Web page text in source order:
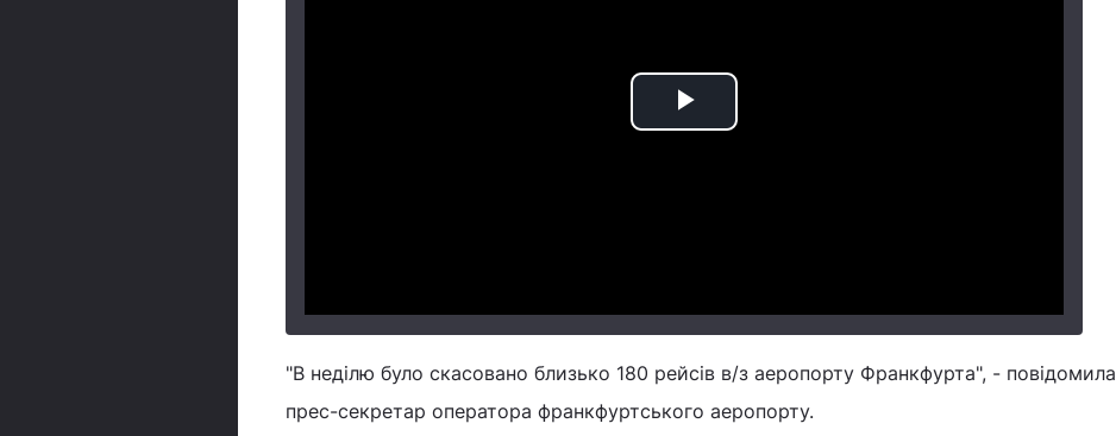
Play
"В неділю було скасовано близько 180 рейсів в/з аеропорту Франкфурта", - повідомила
прес-секретар оператора франкфуртського аеропорту.